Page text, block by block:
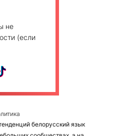
не
(если
белорусский язык